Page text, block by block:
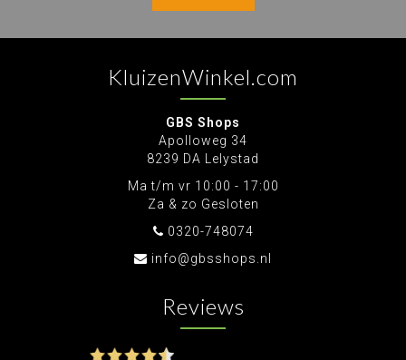
KluizenWinkel.com
GBS Shops
Apolloweg 34
8239 DA Lelystad
Ma t/m vr 10:00 - 17:00
Za & zo Gesloten
0320-748074
info@gbsshops.nl
Reviews